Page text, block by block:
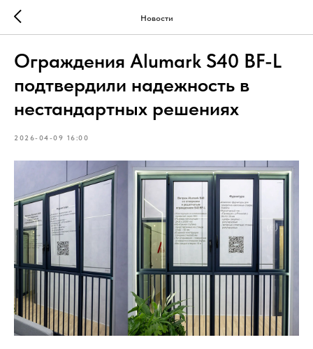
Новости
Ограждения Alumark S40 BF-L
подтвердили надежность в
нестандартных решениях
2026-04-09 16:00